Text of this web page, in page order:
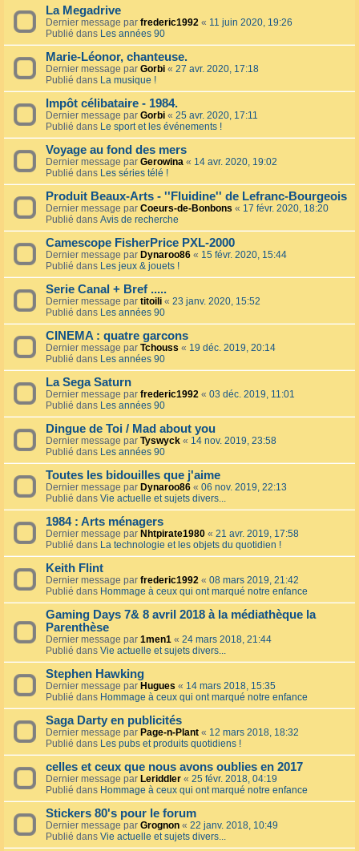
La Megadrive
Dernier message par frederic1992 « 11 juin 2020, 19:26
Publié dans Les années 90
Marie-Léonor, chanteuse.
Dernier message par Gorbi « 27 avr. 2020, 17:18
Publié dans La musique !
Impôt célibataire - 1984.
Dernier message par Gorbi « 25 avr. 2020, 17:11
Publié dans Le sport et les événements !
Voyage au fond des mers
Dernier message par Gerowina « 14 avr. 2020, 19:02
Publié dans Les séries télé !
Produit Beaux-Arts - ''Fluidine'' de Lefranc-Bourgeois
Dernier message par Coeurs-de-Bonbons « 17 févr. 2020, 18:20
Publié dans Avis de recherche
Camescope FisherPrice PXL-2000
Dernier message par Dynaroo86 « 15 févr. 2020, 15:44
Publié dans Les jeux & jouets !
Serie Canal + Bref .....
Dernier message par titoili « 23 janv. 2020, 15:52
Publié dans Les années 90
CINEMA : quatre garcons
Dernier message par Tchouss « 19 déc. 2019, 20:14
Publié dans Les années 90
La Sega Saturn
Dernier message par frederic1992 « 03 déc. 2019, 11:01
Publié dans Les années 90
Dingue de Toi / Mad about you
Dernier message par Tyswyck « 14 nov. 2019, 23:58
Publié dans Les années 90
Toutes les bidouilles que j'aime
Dernier message par Dynaroo86 « 06 nov. 2019, 22:13
Publié dans Vie actuelle et sujets divers...
1984 : Arts ménagers
Dernier message par Nhtpirate1980 « 21 avr. 2019, 17:58
Publié dans La technologie et les objets du quotidien !
Keith Flint
Dernier message par frederic1992 « 08 mars 2019, 21:42
Publié dans Hommage à ceux qui ont marqué notre enfance
Gaming Days 7& 8 avril 2018 à la médiathèque la
Parenthèse
Dernier message par 1men1 « 24 mars 2018, 21:44
Publié dans Vie actuelle et sujets divers...
Stephen Hawking
Dernier message par Hugues « 14 mars 2018, 15:35
Publié dans Hommage à ceux qui ont marqué notre enfance
Saga Darty en publicités
Dernier message par Page-n-Plant « 12 mars 2018, 18:32
Publié dans Les pubs et produits quotidiens !
celles et ceux que nous avons oublies en 2017
Dernier message par Leriddler « 25 févr. 2018, 04:19
Publié dans Hommage à ceux qui ont marqué notre enfance
Stickers 80's pour le forum
Dernier message par Grognon « 22 janv. 2018, 10:49
Publié dans Vie actuelle et sujets divers...